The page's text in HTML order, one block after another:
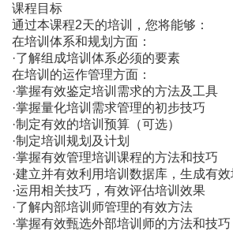
课程目标
通过本课程2天的培训，您将能够：
在培训体系和规划方面：
·了解组成培训体系必须的要素
在培训的运作管理方面：
·掌握有效鉴定培训需求的方法及工具
·掌握量化培训需求管理的初步技巧
·制定有效的培训预算（可选）
·制定培训规划及计划
·掌握有效管理培训课程的方法和技巧
·建立并有效利用培训数据库，生成有
·运用相关技巧，有效评估培训效果
·了解内部培训师管理的有效方法
·掌握有效甄选外部培训师的方法和技巧